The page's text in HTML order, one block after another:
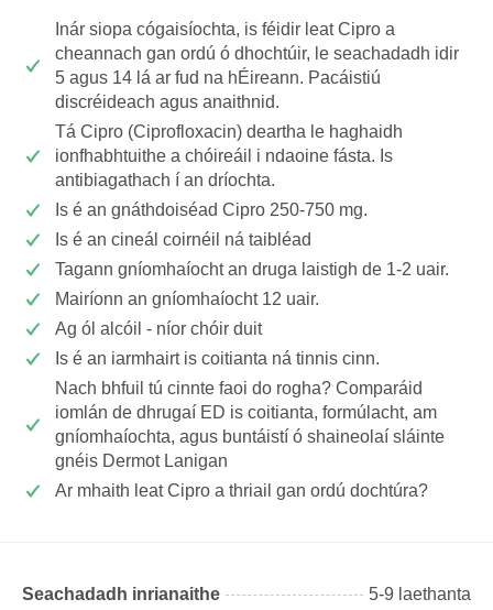
Inár siopa cógaisíochta, is féidir leat Cipro a
cheannach gan ordú ó dhochtúir, le seachadadh idir
5 agus 14 lá ar fud na hÉireann. Pacáistiú
discréideach agus anaithnid.
Tá Cipro (Ciprofloxacin) deartha le haghaidh
ionfhabhtuithe a chóireáil i ndaoine fásta. Is
antibiagathach í an dríochta.
Is é an gnáthdoiséad Cipro 250-750 mg.
Is é an cineál coirnéil ná taibléad
Tagann gníomhaíocht an druga laistigh de 1-2 uair.
Mairíonn an gníomhaíocht 12 uair.
Ag ól alcóil - níor chóir duit
Is é an iarmhairt is coitianta ná tinnis cinn.
Nach bhfuil tú cinnte faoi do rogha? Comparáid
iomlán de dhrugaí ED is coitianta, formúlacht, am
gníomhaíochta, agus buntáistí ó shaineolaí sláinte
gnéis Dermot Lanigan
Ar mhaith leat Cipro a thriail gan ordú dochtúra?
Seachadadh inrianaithe 5-9 laethanta